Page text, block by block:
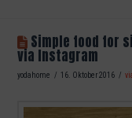
Simple food for
via Instagram
yodahome 16. Oktober 2016